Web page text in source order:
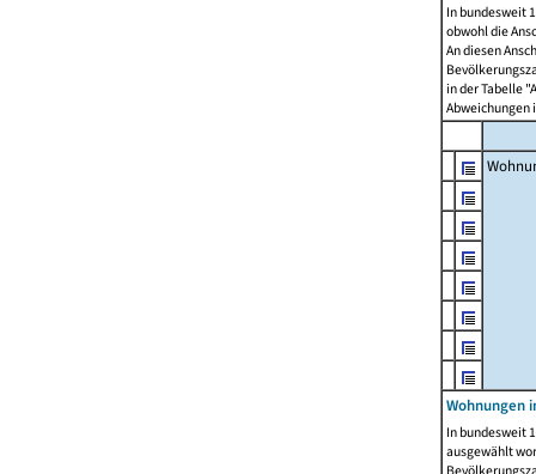
In bundesweit
obwohl die
An diesen
in der Tabelle
Abweichungen
Wohnungen
In bundesweit
ausgewählt